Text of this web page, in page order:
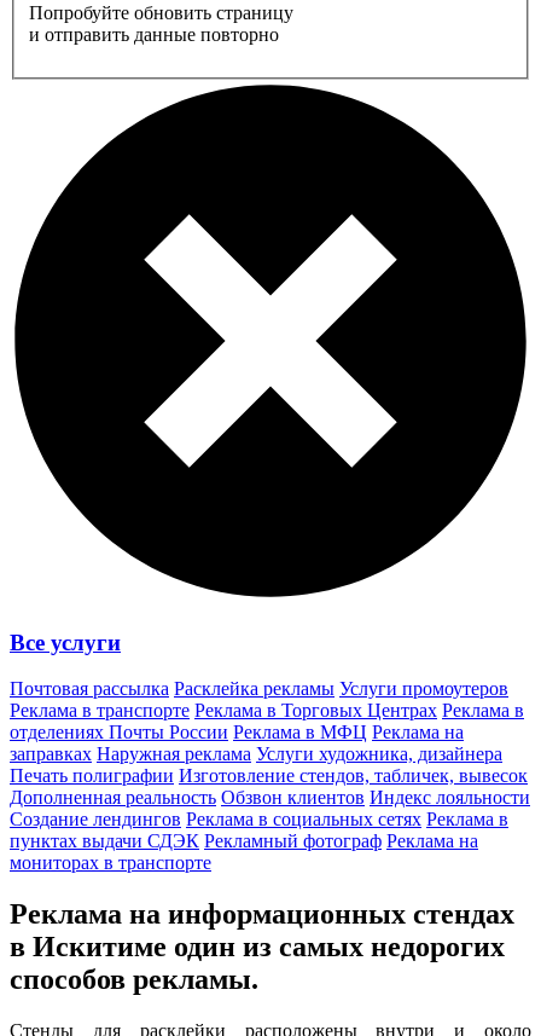
Попробуйте обновить страницу
и отправить данные повторно
Все услуги
Почтовая рассылка Расклейка рекламы Услуги промоутеров
Реклама в транспорте Реклама в Торговых Центрах Реклама в
отделениях Почты России Реклама в МФЦ Реклама на
заправках Наружная реклама Услуги художника, дизайнера
Печать полиграфии Изготовление стендов, табличек, вывесок
Дополненная реальность Обзвон клиентов Индекс лояльности
Создание лендингов Реклама в социальных сетях Реклама в
пунктах выдачи СДЭК Рекламный фотограф Реклама на
мониторах в транспорте
Реклама на информационных стендах
в Искитиме один из самых недорогих
способов рекламы.
Стенды для расклейки расположены внутри и около